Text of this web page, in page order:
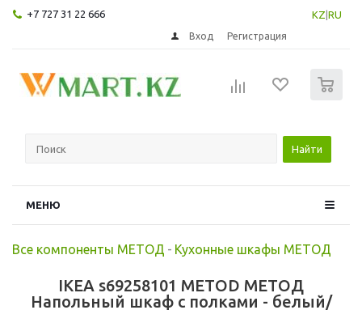
+7 727 31 22 666 KZ RU
Вход Регистрация
Найти
МЕНЮ
Все компоненты МЕТОД - Кухонные шкафы МЕТОД
IKEA s69258101 METOD МЕТОД
Напольный шкаф с полками - белый/